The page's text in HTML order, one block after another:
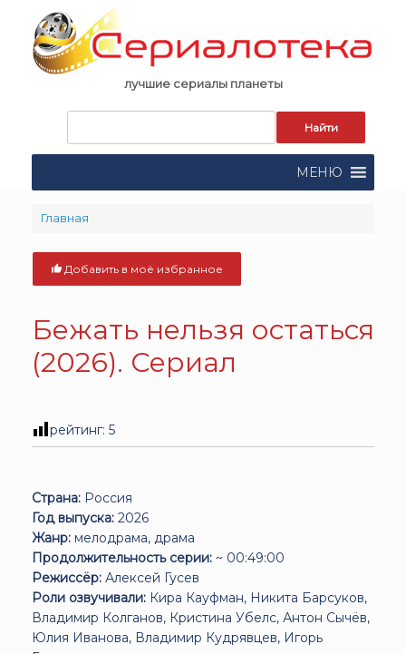
content
лучшие сериалы планеты
поиска:
МЕНЮ
Главная
Добавить в моё избранное
Бежать нельзя остаться
(2026). Сериал
рейтинг: 5
Страна: Россия
Год выпуска: 2026
Жанр: мелодрама, драма
Продолжительность серии: ~ 00:49:00
Режиссёр: Алексей Гусев
Роли озвучивали: Кира Кауфман, Никита Барсуков,
Владимир Колганов, Кристина Убелс, Антон Сычёв,
Юлия Иванова, Владимир Кудрявцев, Игорь